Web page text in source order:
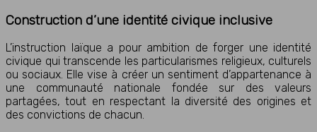
Construction d’une identité civique inclusive
L’instruction laïque a pour ambition de forger une identité
civique qui transcende les particularismes religieux, culturels
ou sociaux. Elle vise à créer un sentiment d’appartenance à
une communauté nationale fondée sur des valeurs
partagées, tout en respectant la diversité des origines et
des convictions de chacun.